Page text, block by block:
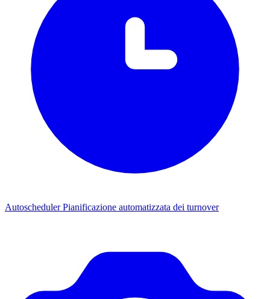
AutoschedulerPianificazione automatizzata dei turnover